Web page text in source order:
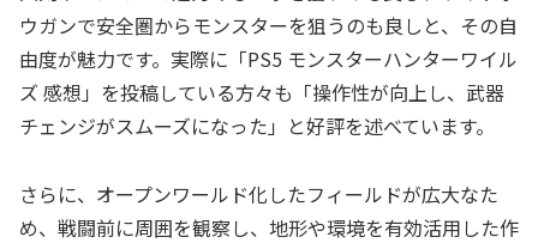
ウガンで安全圏からモンスターを狙うのも良しと、その自
由度が魅力です。実際に「PS5 モンスターハンターワイル
ズ 感想」を投稿している方々も「操作性が向上し、武器
チェンジがスムーズになった」と好評を述べています。
さらに、オープンワールド化したフィールドが広大なた
め、戦闘前に周囲を観察し、地形や環境を有効活用した作